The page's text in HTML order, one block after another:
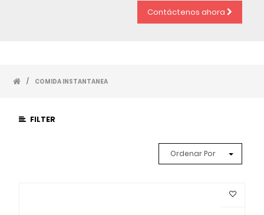
Contáctenos ahora
/ COMIDA INSTANTANEA
FILTER
Ordenar Por